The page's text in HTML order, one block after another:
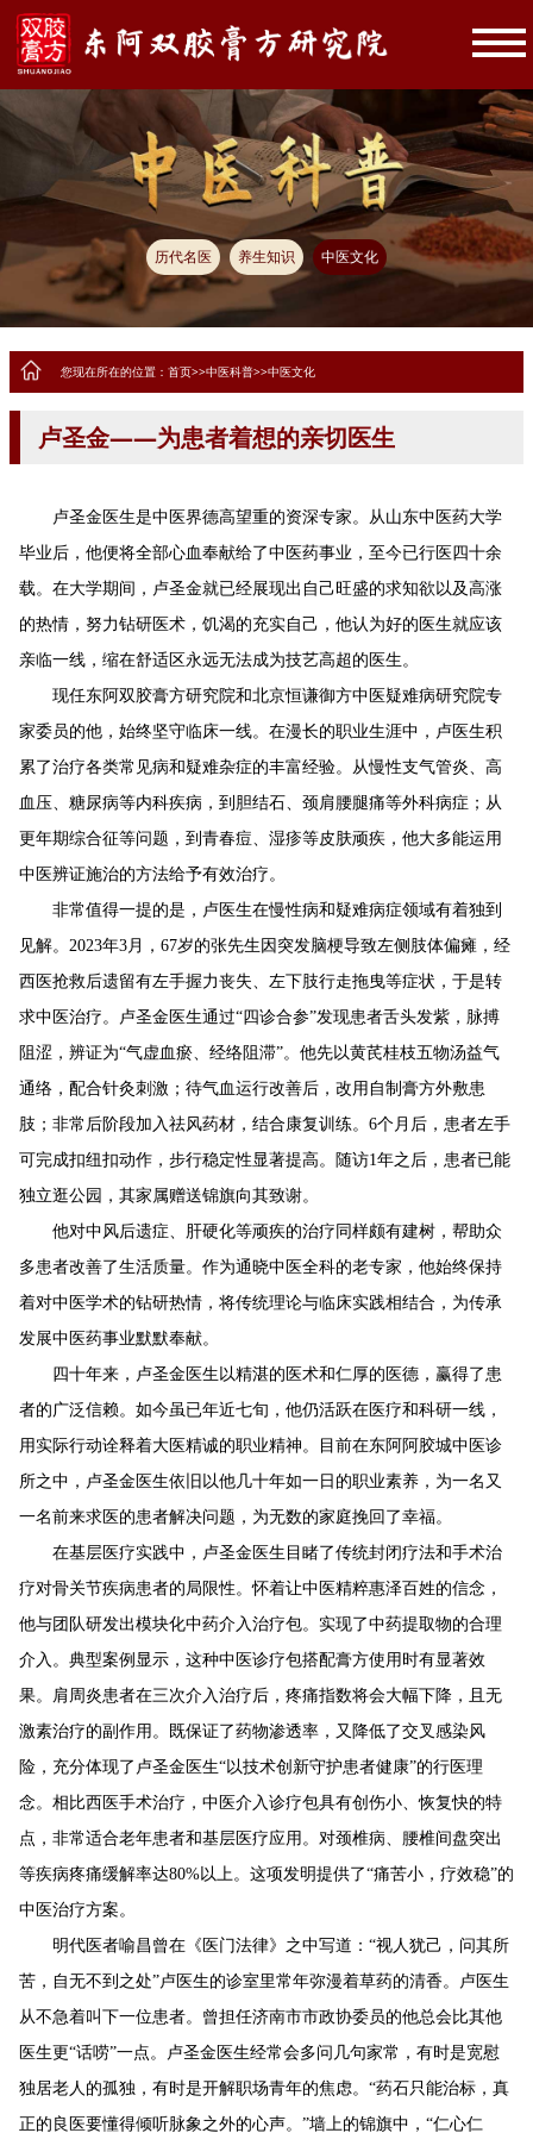
历代名医 养生知识 中医文化
您现在所在的位置： 首页>>中医科普>>中医文化
卢圣金——为患者着想的亲切医生
卢圣金 医生是中医界德高望重的资深专家。从山东中医药大学
毕业后，他便将全部心血奉献给了中医药事业，至今已行医四十余
载。 在大学期间，卢圣金就已经展现出自己旺盛的求知欲以及高涨
的热情，努力钻研医术，饥渴的充实自己，他认为好的医生就应该
亲临一线，缩在舒适区永远无法成为技艺高超的医生。
现任东阿双胶膏方研究院和北京恒谦御方中医疑难病研究院专
家委员的他，始终坚守临床一线。在漫长的职业生涯中，卢 医生积
累了治疗各类常见病和疑难杂症的丰富经验。从慢性支气管炎、高
血压、糖尿病等内科疾病，到胆结石、颈肩腰腿痛等外科病症；从
更年期综合征等问题，到青春痘、湿疹等皮肤顽疾，他大多能运用
中医辨证施治的方法给予有效治疗。
非常值得一提的是，卢 医生在慢性病和疑难病症领域有着独到
见解。 2023年3月， 67岁的张先生因突发脑梗导致左侧肢体偏瘫，经
西医抢救后遗留有左手握力丧失、左下肢行走拖曳等症状 ， 于是转
求中医治疗。 卢圣金 医生通过“四诊合参”发现患者舌头发紫，脉搏
阻涩 ，辨证为“气虚血瘀、经络阻滞”。他先以黄芪桂枝五物汤益气
通络，配合针灸刺激；待气血运行改善后，改用自制膏方外敷患
肢；非常后阶段加入祛风药材，结合康复训练。 6个月后，患者左手
可完成扣纽扣动作，步行稳定性显著提高。随访1年之后 ，患者已能
独立逛公园，其家属赠送锦旗向其致谢。
他对中风后遗症、肝硬化等顽疾的治疗 同样颇有建树，帮助众
多患者改善了生活质量。作为通晓中医全科的老专家，他始终保持
着对中医学术的钻研热情，将传统理论与临床实践相结合，为传承
发展中医药事业默默奉献。
四十年来，卢圣金 医生以精湛的医术和仁厚的医德，赢得了患
者的广泛信赖。如今虽已年近七旬，他仍活跃在医疗和科研一线，
用实际行动诠释着大医精诚的职业精神。
目前在东阿阿胶城中医诊
所之中，卢圣金医生依旧以他几十年如一日的职业素养，为一名又
一名前来求医的患者解决问题，为无数的家庭挽回了幸福。
在基层医疗实践中，卢圣金医生目睹了传统封闭疗法和手术治
疗对骨关节疾病患者的局限性。怀着让中医精粹惠泽百姓的信念，
他与团队研发出模块化中药介入治疗包。实现了中药提取物的合理
介入。典型案例显示， 这种中医诊疗包搭配膏方使用时有显著效
果。 肩周炎患者在三次介入治疗后，疼痛指数将会大幅下降 ，且无
激素治疗的副作用。既保证了药物渗透率，又降低了交叉感染风
险，充分体现了卢圣金医生“以技术创新守护患者健康”的行医理
念。相比西医手术治疗 ， 中医介入诊疗包具有创伤小、恢复快的特
点，非常适合老年患者和基层医疗应用 。 对颈椎病、腰椎间盘突出
等疾病疼痛缓解率达80%以上。 这项发明提供了“痛苦小， 疗效稳”的
中医治疗方案。
明代医者喻昌 曾在《医门法律》之中写道： “视人犹己，问其所
苦，自无不到之处”卢医生的诊室里常年弥漫着草药的清香。
卢医生
从不急着叫下一位患者。 曾担任济南市市政协委员的他总会比其他
医生更“话唠”一点。卢圣金医生经常会多问几句家常，有时是宽慰
独居老人的孤独，有时是开解职场青年的焦虑。 “药石只能治标，真
正的良医要懂得倾听脉象之外的心声。 ”墙上的锦旗中， “仁心仁